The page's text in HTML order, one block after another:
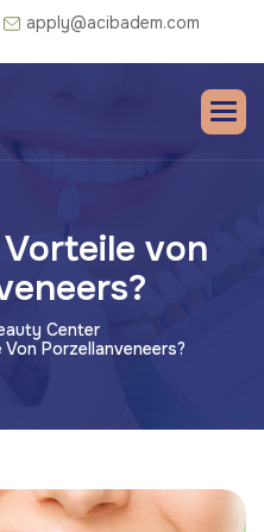
apply@acibadem.com
von
Center
Porzellanveneers?